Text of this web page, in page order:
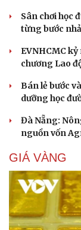
Sân chơi học
từng bước
EVNHCMC
chương Lao
Bán lẻ bước
dưỡng học
Đà Nẵng:
nguồn vốn
GIÁ VÀNG